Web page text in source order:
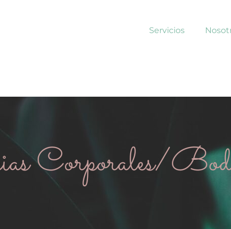
Servicios
Corporales/